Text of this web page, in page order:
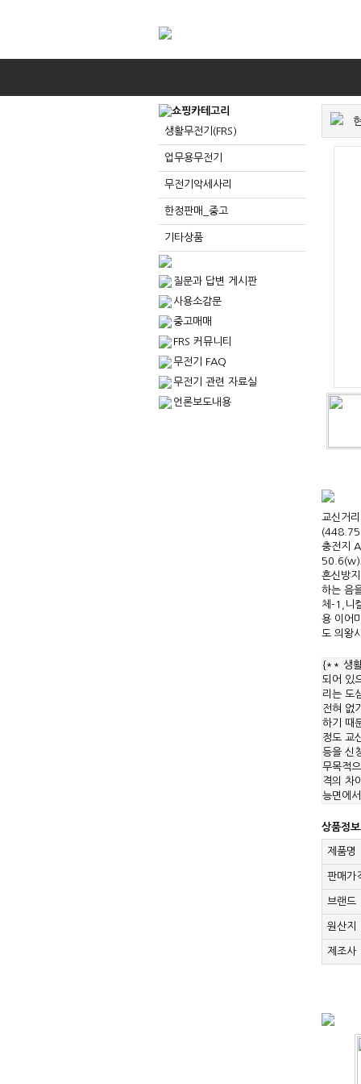
생활무전기(FRS)
업무용무전기
무전기악세사리
한정판매_중고
기타상품
질문과 답변 게시판
사용소감문
중고매매
FRS 커뮤니티
무전기 FAQ
무전기 관련 자료실
언론보도내용
현
교신거
충전지
혼신방
하는 음
체-1,니
용 이어
도 의왕
{** 생활
되어 있
리는 도
전혀 없
하기 때
정도 교
등을 신
무목적
격의 차
능면에
상품정
제품명
판매가
브랜드
원산지
제조사